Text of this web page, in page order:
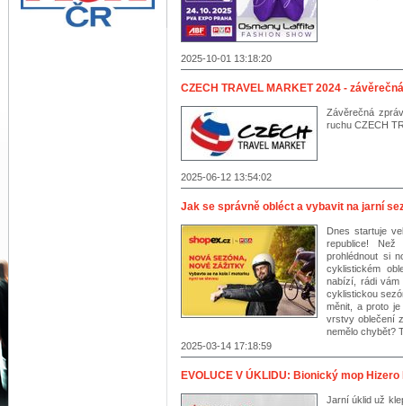
2025-10-01 13:18:20
CZECH TRAVEL MARKET 2024 -
Závěrečná
ruchu CZECH
2025-06-12 13:54:02
Jak se správně obléct a vybavit na jarní
Dnes startuje
republice!
prohlédnout si
cyklistickém
nabízí, rádi
cyklistickou
měnit, a proto
vrstvy oblečení
nemělo chybět?
2025-03-14 17:18:59
EVOLUCE V ÚKLIDU: Bionický mop
Jarní úklid už